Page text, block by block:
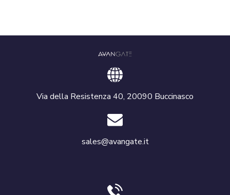
Via della Resistenza 40, 20090 Buccinasco
sales@avangate.it